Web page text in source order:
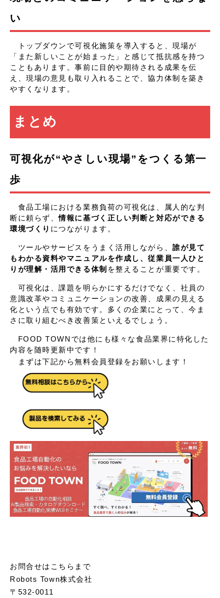
い
トップダウンで可視化施策を導入すると、現場が
「また新しいことが始まった」と感じて抵抗感を持つ
こともあります。事前に目的や期待される成果を伝
え、現場の意見も取り入れることで、協力体制を築き
やすくなります。
まとめ
可視化が“やさしい現場”をつくる第一
歩
食品工場における業務負荷の可視化は、属人的な判
断に頼らず、情報に基づく正しい判断と対応ができる
環境づくり につながります。
ツールやサービスをうまく活用しながら、誰が見て
もわかる資料やマニュアルを作成し、従業員一人ひと
りが理解・活用できる体制 を整えることが重要です。
可視化は、課題を明らかにするだけでなく、社員の
意識改革やコミュニケーションの改善、成果の見える
化という点でも有効です。多くの企業にとって、今ま
さに取り組むべき改善策といえるでしょう。
FOOD TOWNでは他にも様々な食品業界に特化した
内容を随時更新中です！
まずは下記から無料会員登録をお願いします！
お問合せはこちらまで
Robots Town株式会社
〒532-0011